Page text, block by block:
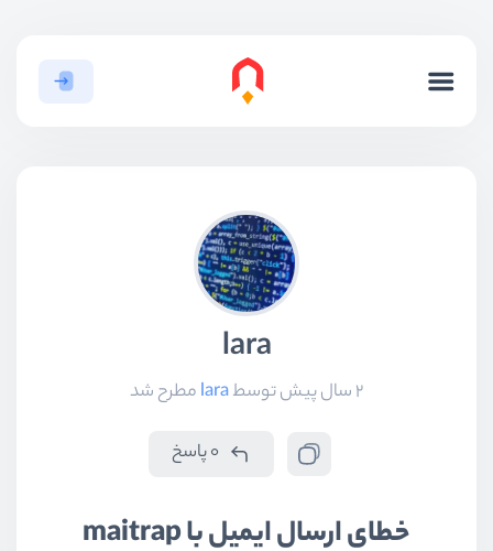
lara
2 سال پیش توسطlaraمطرح شد
0 پاسخ
خطای ارسال ایمیل با maitrap